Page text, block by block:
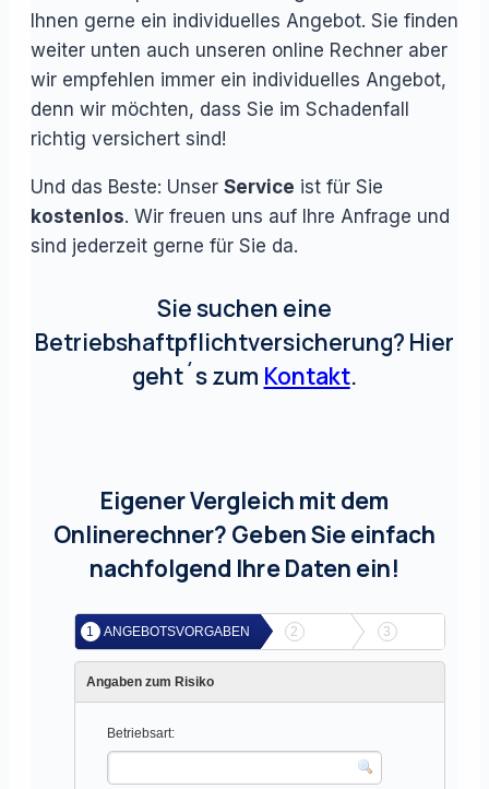
Ihnen gerne ein individuelles Angebot. Sie finden
weiter unten auch unseren online Rechner aber
wir empfehlen immer ein individuelles Angebot,
denn wir möchten, dass Sie im Schadenfall
richtig versichert sind!
Und das Beste: Unser Service ist für Sie
kostenlos. Wir freuen uns auf Ihre Anfrage und
sind jederzeit gerne für Sie da.
Sie suchen eine
Betriebshaftpflichtversicherung? Hier
geht´s zum Kontakt.
Eigener Vergleich mit dem
Onlinerechner? Geben Sie einfach
nachfolgend Ihre Daten ein!